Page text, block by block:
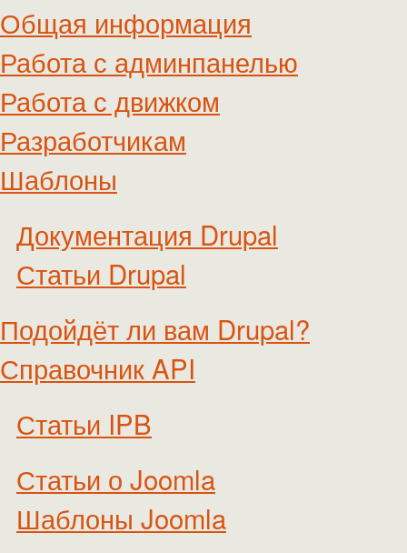
Общая информация
Работа с админпанелью
Работа с движком
Разработчикам
Шаблоны
Документация Drupal
Статьи Drupal
Подойдёт ли вам Drupal?
Справочник API
Статьи IPB
Статьи о Joomla
Шаблоны Joomla